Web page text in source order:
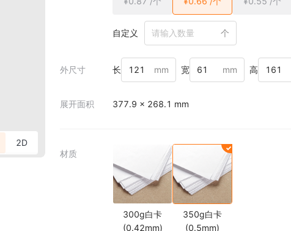
2D
自定义 个
外尺寸 长 mm 宽 mm 高
展开面积 377.9 × 268.1 mm
材质
300g白卡
(0.42mm)
350g白卡
(0.5mm)